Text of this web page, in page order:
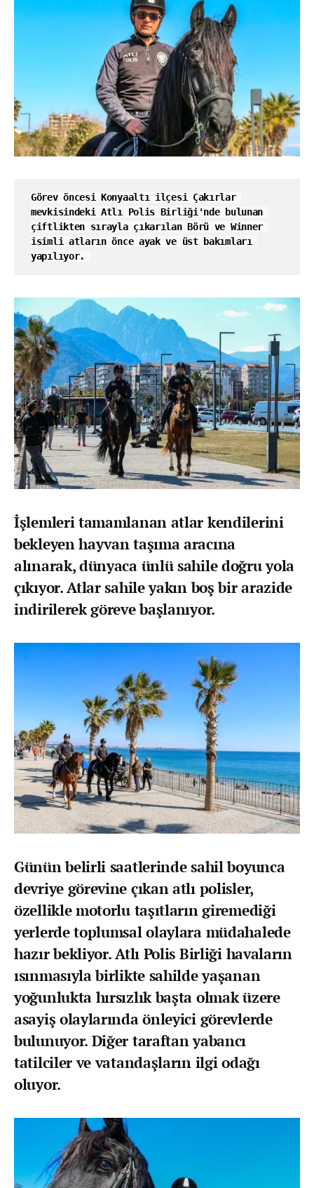
Görev öncesi Konyaaltı ilçesi Çakırlar
mevkisindeki Atlı Polis Birliği'nde bulunan
çiftlikten sırayla çıkarılan Börü ve Winner
isimli atların önce ayak ve üst bakımları
yapılıyor.
İşlemleri tamamlanan atlar kendilerini
bekleyen hayvan taşıma aracına
alınarak, dünyaca ünlü sahile doğru yola
çıkıyor. Atlar sahile yakın boş bir arazide
indirilerek göreve başlanıyor.
Günün belirli saatlerinde sahil boyunca
devriye görevine çıkan atlı polisler,
özellikle motorlu taşıtların giremediği
yerlerde toplumsal olaylara müdahalede
hazır bekliyor. Atlı Polis Birliği havaların
ısınmasıyla birlikte sahilde yaşanan
yoğunlukta hırsızlık başta olmak üzere
asayiş olaylarında önleyici görevlerde
bulunuyor. Diğer taraftan yabancı
tatilciler ve vatandaşların ilgi odağı
oluyor.